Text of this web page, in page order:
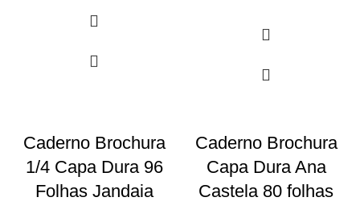
Caderno Brochura
1/4 Capa Dura 96
Folhas Jandaia
Caderno Brochura
Capa Dura Ana
Castela 80 folhas